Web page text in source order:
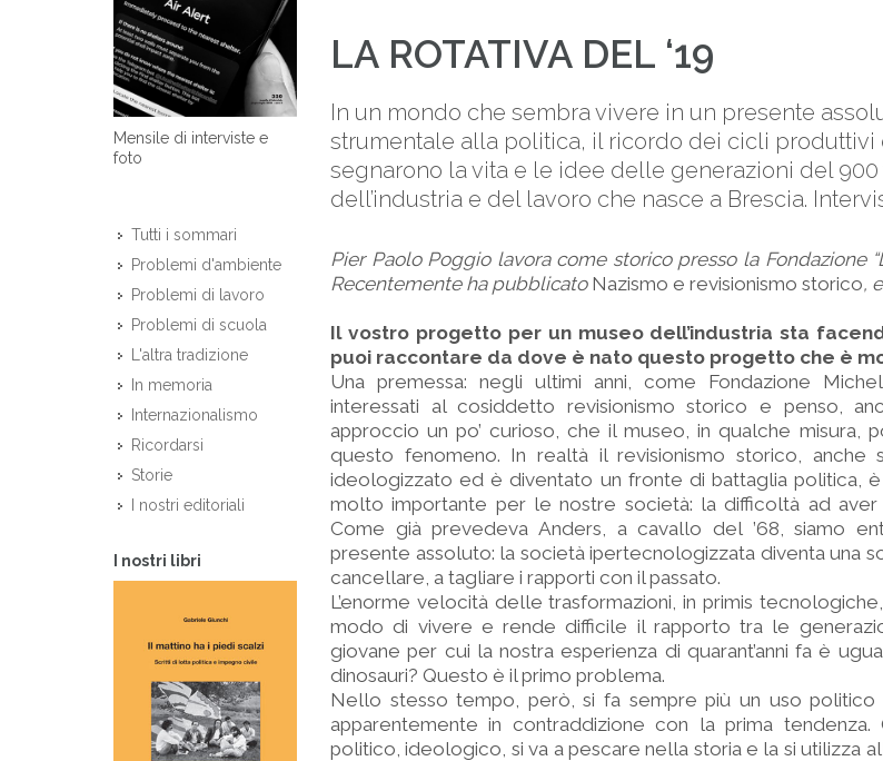
Mensile di interviste e
foto
Tutti i sommari
Problemi d'ambiente
Problemi di lavoro
Problemi di scuola
L'altra tradizione
In memoria
Internazionalismo
Ricordarsi
Storie
I nostri editoriali
I nostri libri
LA ROTATIVA DEL ‘19
In un mondo che sembra vivere in un presente
strumentale alla politica, il ricordo dei cicli
segnarono la vita e le idee delle generazioni del 900
dell’industria e del lavoro che nasce a Brescia.
Pier Paolo Poggio lavora come storico presso la Fondazione
Recentemente ha pubblicato Nazismo e revisionismo storico,
Il vostro progetto per un museo dell’industria sta
puoi raccontare da dove è nato questo progetto che è
Una premessa: negli ultimi anni, come Fondazione
interessati al cosiddetto revisionismo storico e penso,
approccio un po’ curioso, che il museo, in qualche misura,
questo fenomeno. In realtà il revisionismo storico,
ideologizzato ed è diventato un fronte di battaglia politica,
molto importante per le nostre società: la difficoltà ad
Come già prevedeva Anders, a cavallo del ’68, siamo
presente assoluto: la società ipertecnologizzata diventa una
cancellare, a tagliare i rapporti con il passato.
L’enorme velocità delle trasformazioni, in primis
modo di vivere e rende difficile il rapporto tra le
giovane per cui la nostra esperienza di quarant’anni fa è
dinosauri? Questo è il primo problema.
Nello stesso tempo, però, si fa sempre più un uso
apparentemente in contraddizione con la prima tendenza.
politico, ideologico, si va a pescare nella storia e la si utilizza